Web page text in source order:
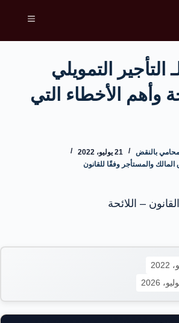
التمويلي
وأهم الأخطاء التي
بالنقض
21 يوليو، 2022
والمستأجر وفقًا للقانون